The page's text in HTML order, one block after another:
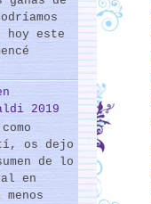
este
2019
os dejo
de lo
en